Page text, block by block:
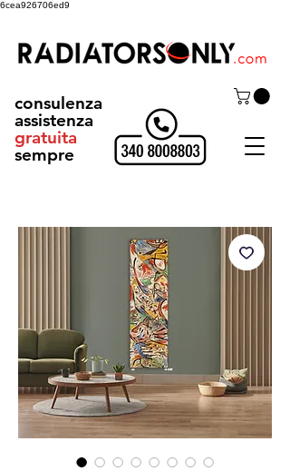
6cea926706ed9
consulenza
assistenza
gratuita
sempre